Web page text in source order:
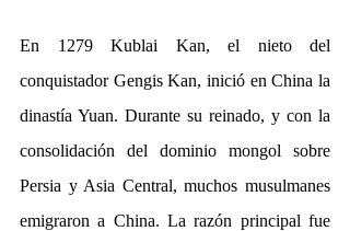
En 1279 Kublai Kan, el nieto del
conquistador Gengis Kan, inició en China la
dinastía Yuan. Durante su reinado, y con la
consolidación del dominio mongol sobre
Persia y Asia Central, muchos musulmanes
emigraron a China. La razón principal fue